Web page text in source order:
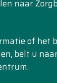
naar
of het
belt u